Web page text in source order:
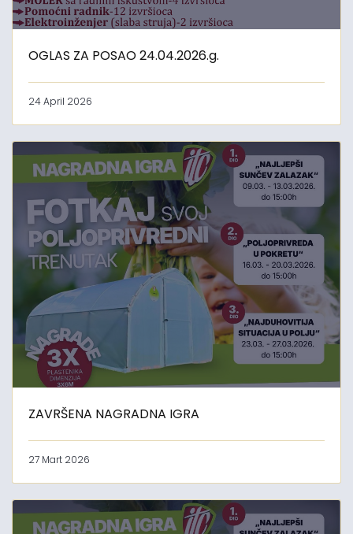
OGLAS ZA POSAO 24.04.2026.g.
24 April 2026
ZAVRŠENA NAGRADNA IGRA
27 Mart 2026